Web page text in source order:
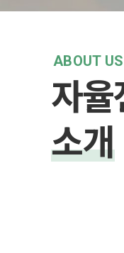
ABOUT US
자율
소개